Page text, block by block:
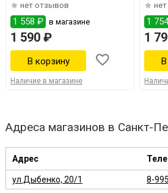
нет отзывов
1 558 ₽ в магазине
1 590 ₽
Наличие в магазине
1
1
Адреса магазинов в Санкт-
Адрес
ул.Дыбенко, 20/1 8-